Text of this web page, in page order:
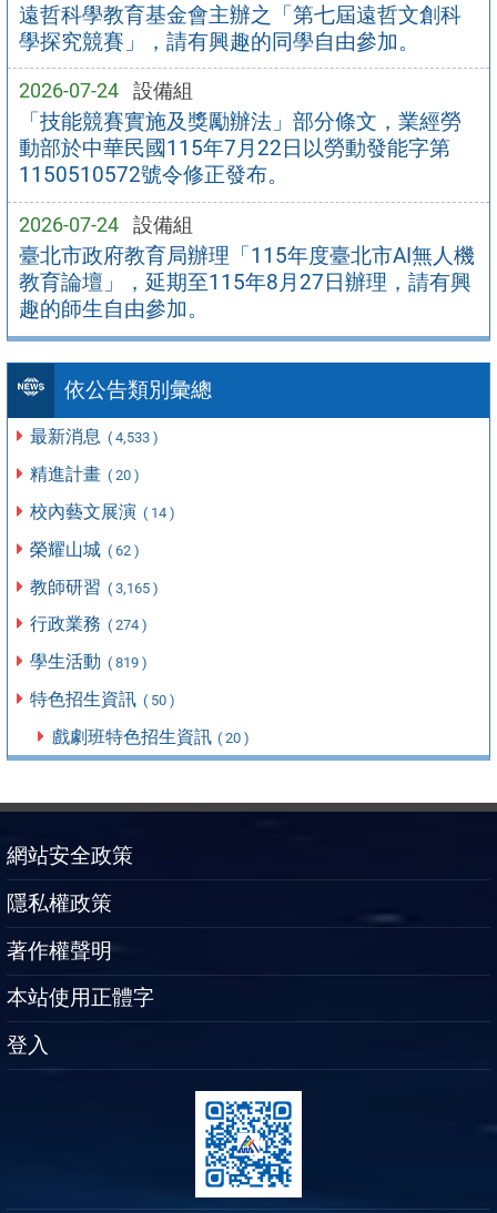
遠哲科學教育基金會主辦之「第七屆遠哲文創科
學探究競賽」，請有興趣的同學自由參加。
2026-07-24 設備組
「技能競賽實施及獎勵辦法」部分條文，業經勞
動部於中華民國115年7月22日以勞動發能字第
1150510572號令修正發布。
2026-07-24 設備組
臺北市政府教育局辦理「115年度臺北市AI無人機
教育論壇」，延期至115年8月27日辦理，請有興
趣的師生自由參加。
依公告類別彙總
最新消息 ( 4,533 )
精進計畫 ( 20 )
校內藝文展演 ( 14 )
榮耀山城 ( 62 )
教師研習 ( 3,165 )
行政業務 ( 274 )
學生活動 ( 819 )
特色招生資訊 ( 50 )
戲劇班特色招生資訊 ( 20 )
網站安全政策
隱私權政策
著作權聲明
本站使用正體字
登入